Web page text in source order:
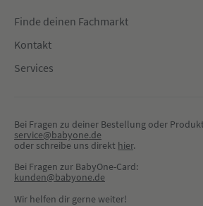
Finde deinen Fachmarkt
Kontakt
Services
Bei Fragen zu deiner Bestellung oder
service@babyone.de
oder schreibe uns direkt hier.
Bei Fragen zur BabyOne-Card:
kunden@babyone.de
Wir helfen dir gerne weiter!